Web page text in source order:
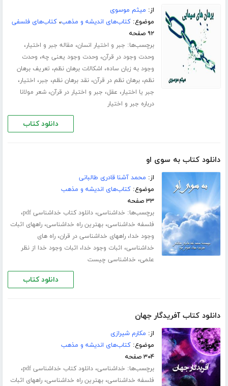
از: میثم موسوی
موضوع:کتاب‌های اندیشه و مذهب،کتاب‌های فلسفی
۹۲ صفحه
برچسب‌ها: جبر و اختیار انسان، مقاله جبر و اختیار،
وحدت وجود در قرآن، وحدت وجود یعنی چه، وحدت
وجود به زبان ساده، اشکالات برهان نظم، تعریف برهان
نظم،برهان نظم در قرآن،نقد برهان نظم، جبر، اختیار،
جبر یا اختیار، عقل، جبر و اختیار در قرآن،شعر مولانا
درباره جبر و اختیار
دانلود کتاب
دانلود کتاب به سوی او
از: محمد آشنا قادری طالبانی
موضوع:کتاب‌های اندیشه و مذهب
۳۳ صفحه
برچسب‌ها: خداشناسی،دانلود کتاب خداشناسی pdf ،
فلسفه خداشناسی،بهترین راه خداشناسی،راههای اثبات
وجود خدا،راههای خداشناسی در قران،راه های
خداشناسی، اثبات وجود خدا، اثبات وجود خدا از نظر
علمی، خداشناسی چیست
دانلود کتاب
دانلود کتاب آفریدگار جهان
از: مکارم شیرازی
موضوع:کتاب‌های اندیشه و مذهب
۳۰۴ صفحه
برچسب‌ها: خداشناسی،دانلود کتاب خداشناسی pdf ،
فلسفه خداشناسی،بهترین راه خداشناسی،راههای اثبات